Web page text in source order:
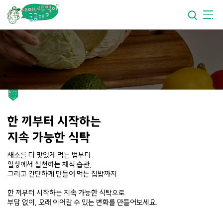
요리가건강해지는부엌
요리가쉬워지는
한 끼부터 시작하는
지속 가능한 식탁
채소를 더 맛있게 먹는 법부터
일상에서 실천하는 채식 습관,
그리고 간단하게 만들어 먹는 집밥까지
한 끼부터 시작하는 지속 가능한 식탁으로
부담 없이, 오래 이어갈 수 있는 변화를 만들어보세요.